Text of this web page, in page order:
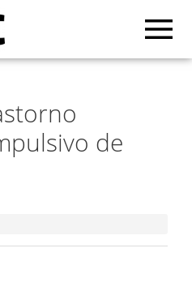
de